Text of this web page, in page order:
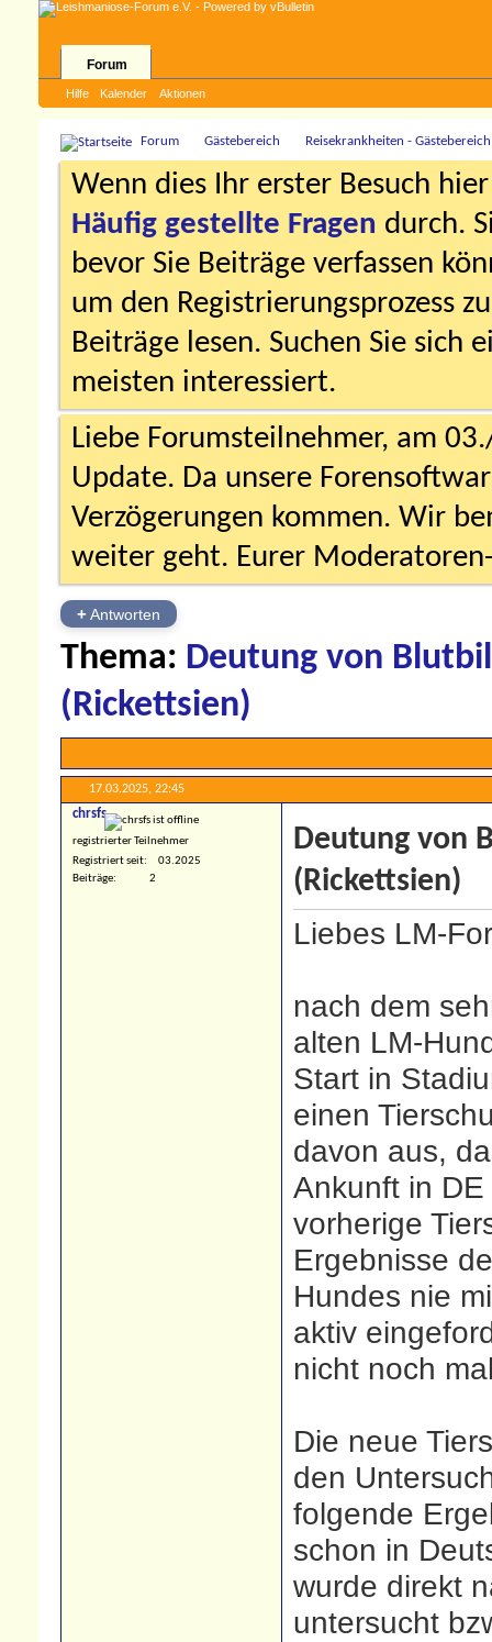
Forum
Hilfe Kalender Aktionen
Forum Gästebereich Reisekrankheiten - Gästebereich
Wenn dies Ihr erster Besuch
Häufig gestellte Fragen durch.
bevor Sie Beiträge verfassen
um den Registrierungsprozess
Beiträge lesen. Suchen Sie sich
meisten interessiert.
Liebe Forumsteilnehmer, am
Update. Da unsere
Verzögerungen kommen. Wir
weiter geht. Eurer
+Antworten
Thema: Deutung von
(Rickettsien)
17.03.2025, 22:45
chrsfs
registrierter Teilnehmer
Registriert seit
03.2025
Beiträge
2
Deutung von
(Rickettsien)
Liebes LM-
nach dem
alten LM-
Start in
einen
davon aus,
Ankunft in
vorherige
Ergebnisse
Hundes nie
aktiv
nicht noch
Die neue
den
folgende
schon in
wurde direkt
untersucht